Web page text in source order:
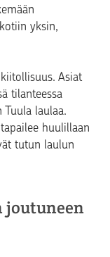
yksin,
Asiat
tilanteessa
laulaa.
huulillaan
tutun laulun